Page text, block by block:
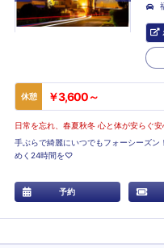
休憩 ￥3,600～
日常を忘れ、春夏秋冬 心と体が安らぐ
手ぶらで綺麗にいつでもフォーシーズン
めく24時間を♡
予約